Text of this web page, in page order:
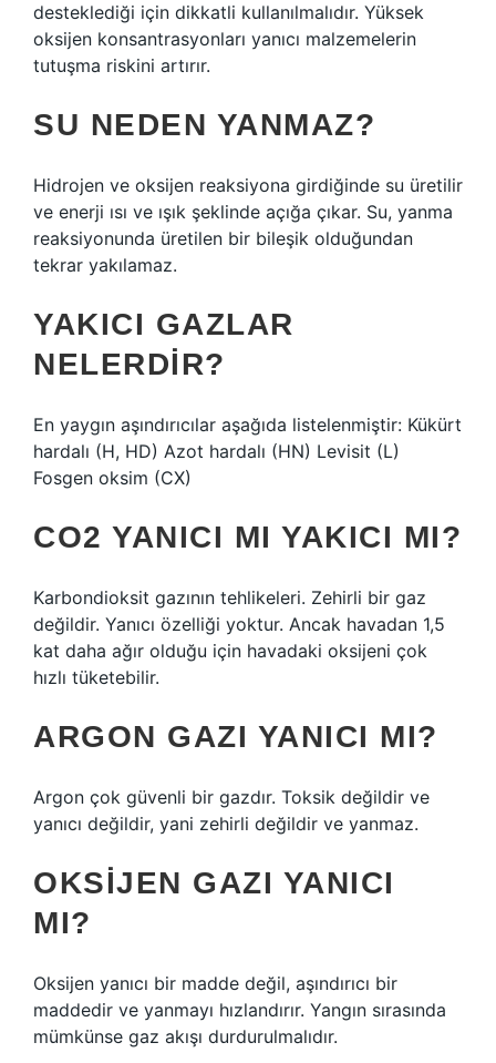
desteklediği için dikkatli kullanılmalıdır. Yüksek
oksijen konsantrasyonları yanıcı malzemelerin
tutuşma riskini artırır.
SU NEDEN YANMAZ?
Hidrojen ve oksijen reaksiyona girdiğinde su üretilir
ve enerji ısı ve ışık şeklinde açığa çıkar. Su, yanma
reaksiyonunda üretilen bir bileşik olduğundan
tekrar yakılamaz.
YAKICI GAZLAR
NELERDIR?
En yaygın aşındırıcılar aşağıda listelenmiştir: Kükürt
hardalı (H, HD) Azot hardalı (HN) Levisit (L)
Fosgen oksim (CX)
CO2 YANICI MI YAKICI MI?
Karbondioksit gazının tehlikeleri. Zehirli bir gaz
değildir. Yanıcı özelliği yoktur. Ancak havadan 1,5
kat daha ağır olduğu için havadaki oksijeni çok
hızlı tüketebilir.
ARGON GAZI YANICI MI?
Argon çok güvenli bir gazdır. Toksik değildir ve
yanıcı değildir, yani zehirli değildir ve yanmaz.
OKSIJEN GAZI YANICI
MI?
Oksijen yanıcı bir madde değil, aşındırıcı bir
maddedir ve yanmayı hızlandırır. Yangın sırasında
mümkünse gaz akışı durdurulmalıdır.